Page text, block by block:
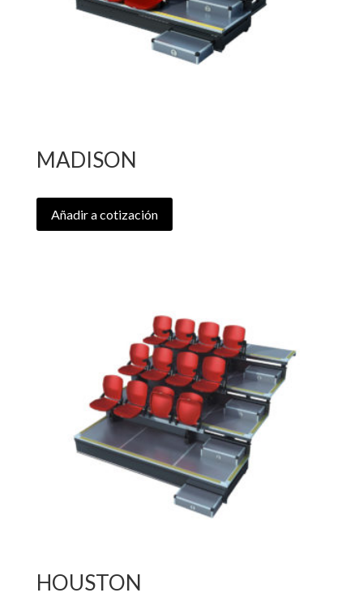
MADISON
Añadir a cotización
HOUSTON